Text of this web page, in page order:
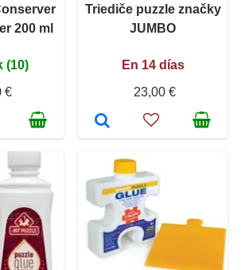
200 ml
(10)
€
Triediče puzzle značky
JUMBO
En 14 días
23,00 €